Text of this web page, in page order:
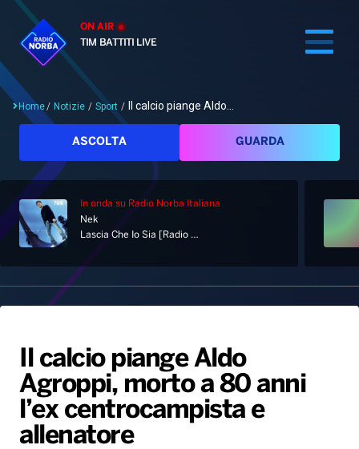
ON AIR
TIM BATTITI LIVE
Cerca
Home
Palinsesto
Hit Dance
Giochi&Concorsi
PALATOUR
Notizie
Locali
Musica e Spettacolo
Sport
Playlist
Generale
Novità
Notiziario
Interviste
Gallery
Radio Norba News TV
Voce al Bari
Home/ Notizie / Sport / Il calcio piange Aldo...
ASCOLTA GUARDA
In onda su Radio Norba Italiana
Nek
Lascia Che Io Sia [Radio Edit]
Il calcio piange Aldo
Agroppi, morto a 80 anni
l’ex centrocampista e
allenatore